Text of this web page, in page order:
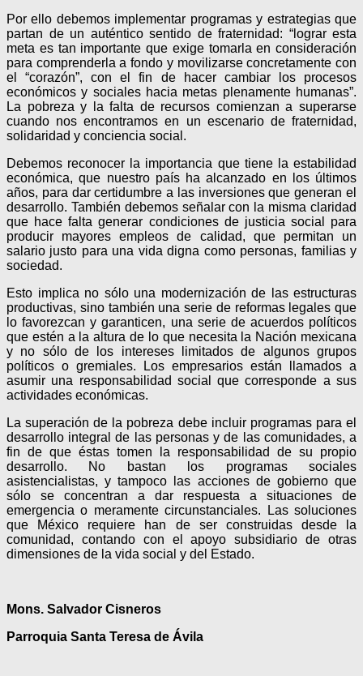
Por ello debemos implementar programas y estrategias que
partan de un auténtico sentido de fraternidad: “lograr esta
meta es tan importante que exige tomarla en consideración
para comprenderla a fondo y movilizarse concretamente con
el “corazón”, con el fin de hacer cambiar los procesos
económicos y sociales hacia metas plenamente humanas”.
La pobreza y la falta de recursos comienzan a superarse
cuando nos encontramos en un escenario de fraternidad,
solidaridad y conciencia social.
Debemos reconocer la importancia que tiene la estabilidad
económica, que nuestro país ha alcanzado en los últimos
años, para dar certidumbre a las inversiones que generan el
desarrollo. También debemos señalar con la misma claridad
que hace falta generar condiciones de justicia social para
producir mayores empleos de calidad, que permitan un
salario justo para una vida digna como personas, familias y
sociedad.
Esto implica no sólo una modernización de las estructuras
productivas, sino también una serie de reformas legales que
lo favorezcan y garanticen, una serie de acuerdos políticos
que estén a la altura de lo que necesita la Nación mexicana
y no sólo de los intereses limitados de algunos grupos
políticos o gremiales. Los empresarios están llamados a
asumir una responsabilidad social que corresponde a sus
actividades económicas.
La superación de la pobreza debe incluir programas para el
desarrollo integral de las personas y de las comunidades, a
fin de que éstas tomen la responsabilidad de su propio
desarrollo. No bastan los programas sociales
asistencialistas, y tampoco las acciones de gobierno que
sólo se concentran a dar respuesta a situaciones de
emergencia o meramente circunstanciales. Las soluciones
que México requiere han de ser construidas desde la
comunidad, contando con el apoyo subsidiario de otras
dimensiones de la vida social y del Estado.
Mons. Salvador Cisneros
Parroquia Santa Teresa de Ávila